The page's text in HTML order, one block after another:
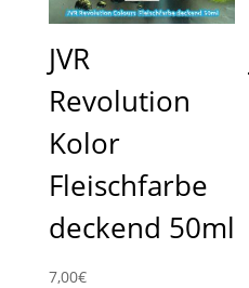
JVR
Revolution
Kolor
Fleischfarbe
deckend 50ml
7,00€